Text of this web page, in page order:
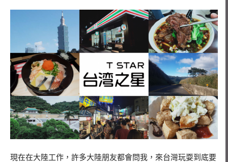
現在在大陸工作，許多大陸朋友都會問我，來台灣玩耍到底要